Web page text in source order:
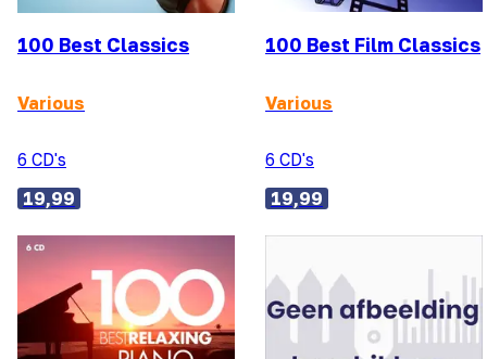
100 Best Classics
Various
6 CD's
19,99
100 Best Film Classics
Various
6 CD's
19,99